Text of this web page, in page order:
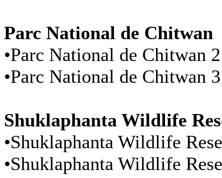
Parc National de Chitwan
•Parc National de Chitwan
•Parc National de Chitwan
Shuklaphanta Wildlife
•Shuklaphanta Wildlife
•Shuklaphanta Wildlife